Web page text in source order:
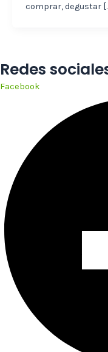
comprar, degustar
Redes
Facebook